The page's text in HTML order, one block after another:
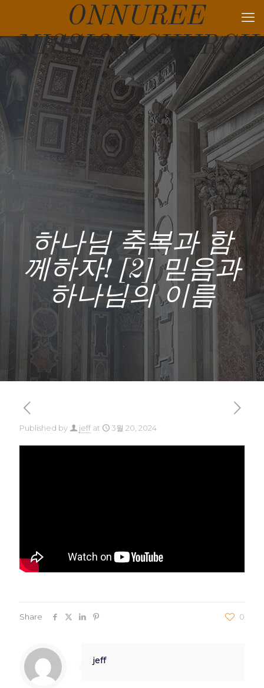
ONNUREE
MISSION CHURCH
하나님 축복과 함
께하자! [2] 믿음과
하나님의 이름
Published by jeff at 3월 20, 2024
Share 0
jeff